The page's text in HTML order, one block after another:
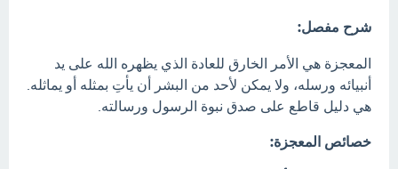
شرح مفصل:
المعجزة هي الأمر الخارق للعادة الذي يظهره الله على يد
أنبيائه ورسله، ولا يمكن لأحد من البشر أن يأتِ بمثله أو يماثله.
هي دليل قاطع على صدق نبوة الرسول ورسالته.
خصائص المعجزة: